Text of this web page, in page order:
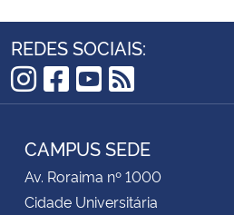
REDES SOCIAIS:
Instagram
Facebook
YouTube
RSS
CAMPUS SEDE
Av. Roraima nº 1000
Cidade Universitária